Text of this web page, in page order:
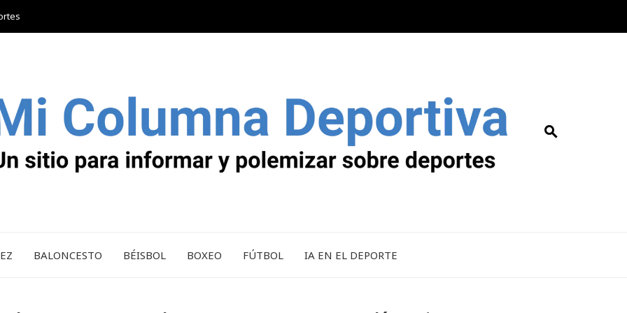
BALONCESTO BÉISBOL BOXEO FÚTBOL IA EN EL DEPORTE